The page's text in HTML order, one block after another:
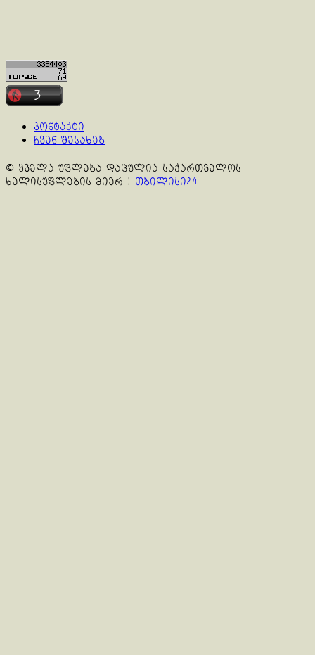
კონტაქტი
ჩვენ შესახებ
© ყველა უფლება დაცულია საქართველოს
ხელისუფლების მიერ | თბილისი24.